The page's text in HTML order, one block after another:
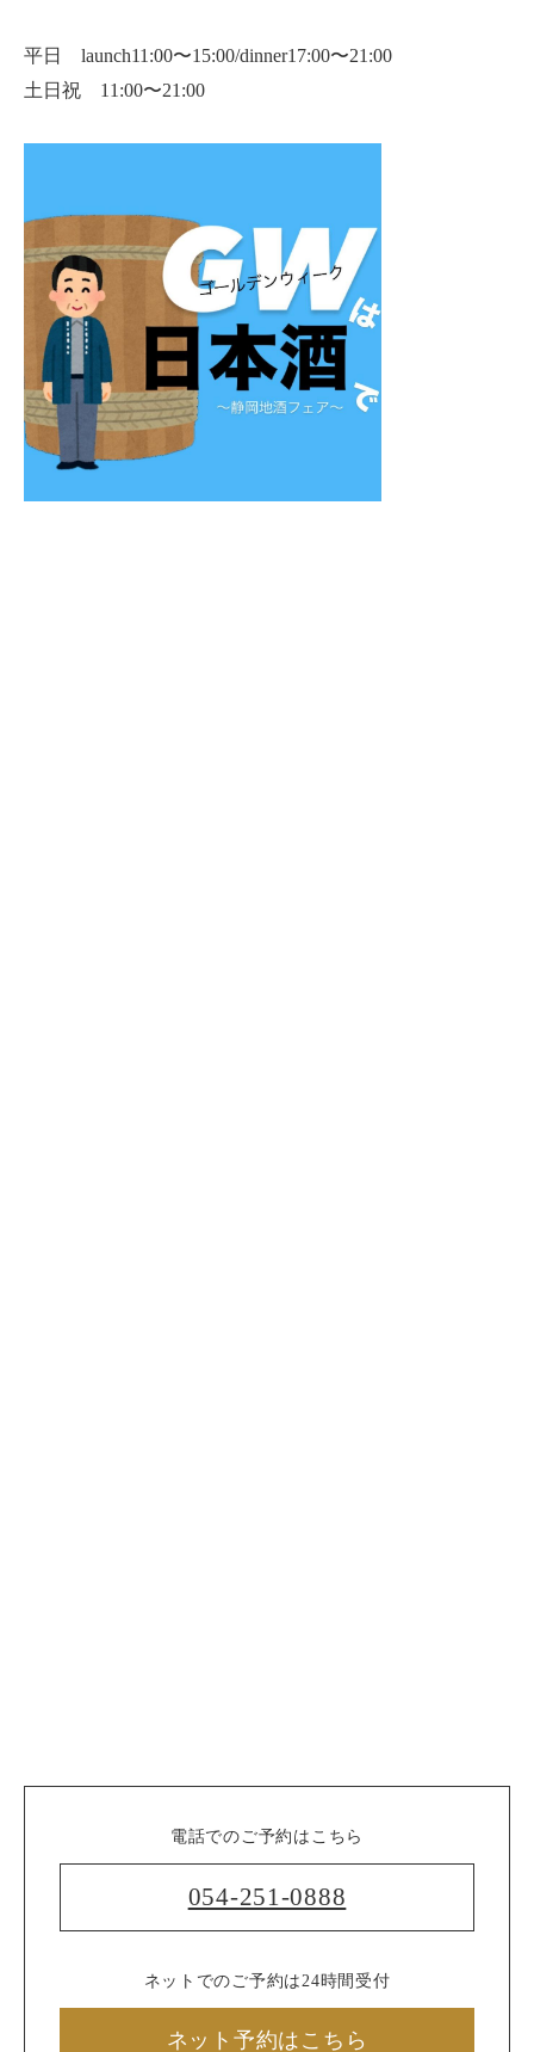
平日 launch11:00〜15:00/dinner17:00〜21:00
土日祝 11:00〜21:00
電話でのご予約はこちら
054-251-0888
ネットでのご予約は24時間受付
ネット予約はこちら